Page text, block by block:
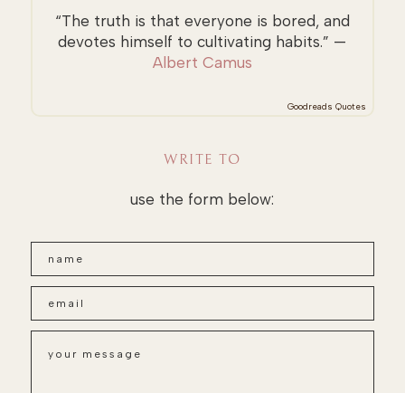
“The truth is that everyone is bored, and
devotes himself to cultivating habits.” —
Albert Camus
Goodreads Quotes
WRITE TO
use the form below: